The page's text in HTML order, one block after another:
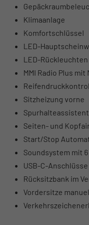
Klimaanlage
Komfortschlüssel
LED-
LED-Rückleuchten
MMI Radio Plus mit
Sitzheizung vorne
Spurhalteassistent
Seiten- und
Start/Stop
Soundsystem mit
USB-C-
Rücksitzbank im
Vordersitze